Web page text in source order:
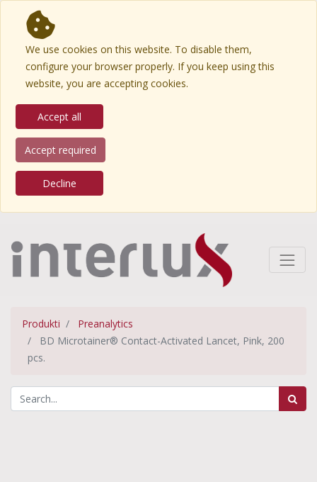
We use cookies on this website. To disable them,
configure your browser properly. If you keep using this
website, you are accepting cookies.
Accept all
Accept required
Decline
Produkti
Preanalytics
BD Microtainer® Contact-Activated Lancet, Pink, 200
pcs.